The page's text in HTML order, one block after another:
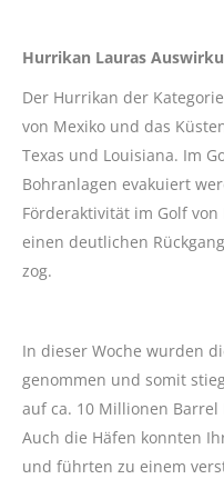
Hurrikan Lauras
Der Hurrikan der
von Mexiko und das
Texas und Louisiana. Im
Bohranlagen evakuiert
Förderaktivität im Golf
einen deutlichen
zog.
In dieser Woche wurden
genommen und somit
auf ca. 10 Millionen Barrel
Auch die Häfen konnten
und führten zu einem